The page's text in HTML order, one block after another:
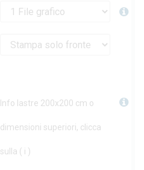
Info lastre 200x200 cm o
dimensioni superiori, clicca
sulla ( i )